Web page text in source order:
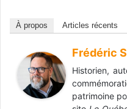
À propos Articles récents
Frédéric
Historien,
patrimoine